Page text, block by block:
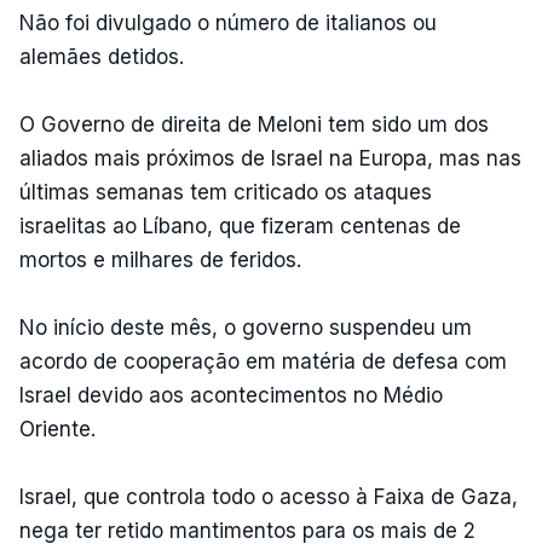
Não foi divulgado o número de italianos ou
alemães detidos.
O Governo de direita de Meloni tem sido um dos
aliados mais próximos de Israel na Europa, mas nas
últimas semanas tem criticado os ataques
israelitas ao Líbano, que fizeram centenas de
mortos e milhares de feridos.
No início deste mês, o governo suspendeu um
acordo de cooperação em matéria de defesa com
Israel devido aos acontecimentos no Médio
Oriente.
Israel, que controla todo o acesso à Faixa de Gaza,
nega ter retido mantimentos para os mais de 2